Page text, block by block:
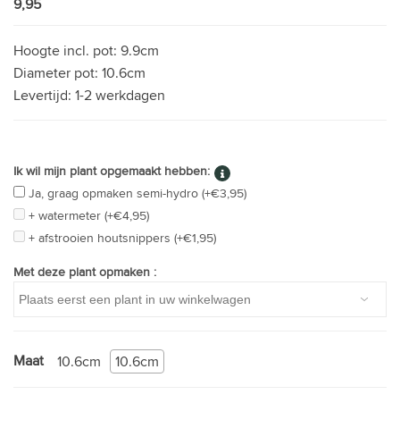
Hoogte incl. pot: 9.9cm
Diameter pot: 10.6cm
Levertijd: 1-2 werkdagen
Ik wil mijn plant opgemaakt hebben:
Ja, graag opmaken semi-hydro (+€3,95)
+ watermeter (+€4,95)
+ afstrooien houtsnippers (+€1,95)
Met deze plant opmaken :
Maat 10.6cm 10.6cm